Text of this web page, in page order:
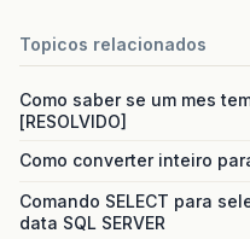
Topicos relacionados
Como saber se um mes
[RESOLVIDO]
Como converter inteiro
Comando SELECT para
data SQL SERVER